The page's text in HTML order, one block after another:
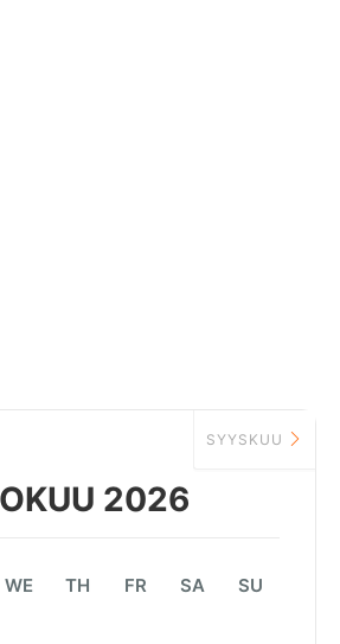
2026
SYYSKUU
WE TH FR SA SU